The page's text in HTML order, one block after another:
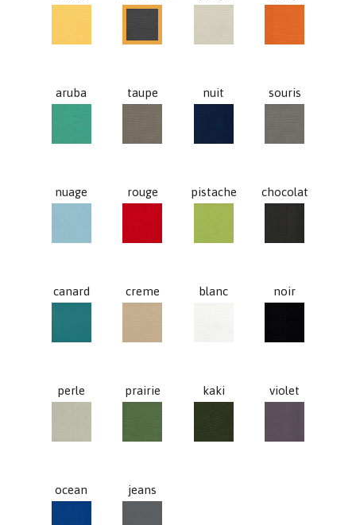
aruba
taupe
nuit
souris
nuage
rouge
pistache
chocolat
canard
creme
blanc
noir
perle
prairie
kaki
violet
ocean
jeans